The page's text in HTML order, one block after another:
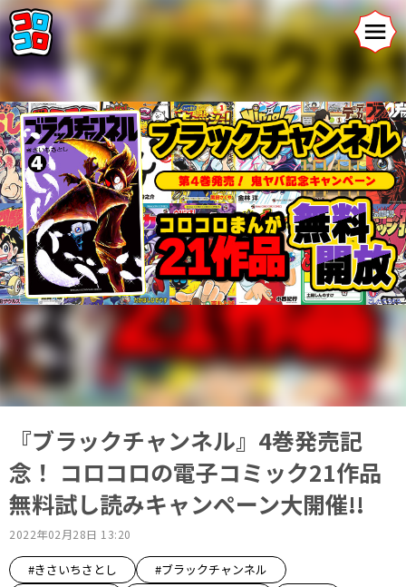
『ブラックチャンネル』4巻発売記
念！ コロコロの電子コミック21作品
無料試し読みキャンペーン大開催!!
2022年02月28日 13:20
#きさいちさとし
#ブラックチャンネル